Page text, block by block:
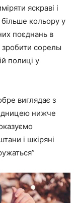
яскраві і
кольору у
поєднань в
зробити сорелы
полиці у
виглядає з
нижче
і шкіряні